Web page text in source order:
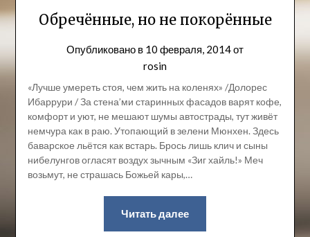
Обречённые, но не покорённые
Опубликовано в 10 февраля, 2014от
rosin
«Лучше умереть стоя, чем жить на коленях» /Долорес
Ибаррури / За стена’ми старинных фасадов варят кофе,
комфорт и уют, не мешают шумы автострады, тут живёт
немчура как в раю. Утопающий в зелени Мюнхен. Здесь
баварское льётся как встарь. Брось лишь клич и сыны
нибелунгов огласят воздух зычным «Зиг хайль!» Меч
возьмут, не страшась Божьей кары,…
Читать далее